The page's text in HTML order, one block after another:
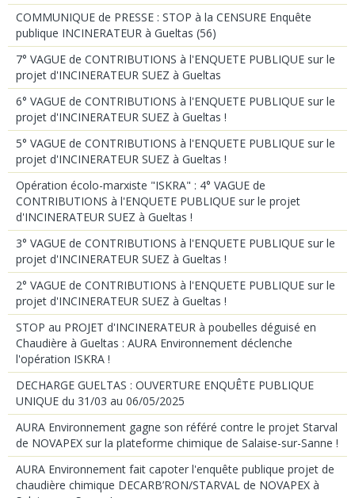
COMMUNIQUE de PRESSE : STOP à la CENSURE Enquête
publique INCINERATEUR à Gueltas (56)
7° VAGUE de CONTRIBUTIONS à l'ENQUETE PUBLIQUE sur le
projet d'INCINERATEUR SUEZ à Gueltas
6° VAGUE de CONTRIBUTIONS à l'ENQUETE PUBLIQUE sur le
projet d'INCINERATEUR SUEZ à Gueltas !
5° VAGUE de CONTRIBUTIONS à l'ENQUETE PUBLIQUE sur le
projet d'INCINERATEUR SUEZ à Gueltas !
Opération écolo-marxiste "ISKRA" : 4° VAGUE de
CONTRIBUTIONS à l'ENQUETE PUBLIQUE sur le projet
d'INCINERATEUR SUEZ à Gueltas !
3° VAGUE de CONTRIBUTIONS à l'ENQUETE PUBLIQUE sur le
projet d'INCINERATEUR SUEZ à Gueltas !
2° VAGUE de CONTRIBUTIONS à l'ENQUETE PUBLIQUE sur le
projet d'INCINERATEUR SUEZ à Gueltas !
STOP au PROJET d'INCINERATEUR à poubelles déguisé en
Chaudière à Gueltas : AURA Environnement déclenche
l'opération ISKRA !
DECHARGE GUELTAS : OUVERTURE ENQUÊTE PUBLIQUE
UNIQUE du 31/03 au 06/05/2025
AURA Environnement gagne son référé contre le projet Starval
de NOVAPEX sur la plateforme chimique de Salaise-sur-Sanne !
AURA Environnement fait capoter l'enquête publique projet de
chaudière chimique DECARB’RON/STARVAL de NOVAPEX à